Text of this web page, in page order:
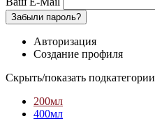
Забыли пароль?
Авторизация
Создание профиля
Скрыть/показать подкатегории
200мл
400мл